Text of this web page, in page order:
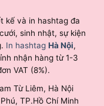
kế và in hashtag đa
sinh nhật, sự kiện
In hashtag Hà Nội,
nhận hàng từ 1-3
VAT (8%).
Từ Liêm, Hà Nội
TP.Hồ Chí Minh